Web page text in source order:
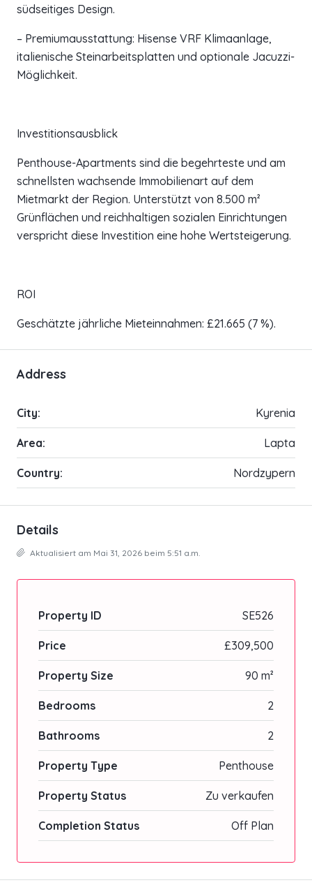
südseitiges Design.
– Premiumausstattung: Hisense VRF Klimaanlage,
italienische Steinarbeitsplatten und optionale Jacuzzi-
Möglichkeit.
Investitionsausblick
Penthouse-Apartments sind die begehrteste und am
schnellsten wachsende Immobilienart auf dem
Mietmarkt der Region. Unterstützt von 8.500 m²
Grünflächen und reichhaltigen sozialen Einrichtungen
verspricht diese Investition eine hohe Wertsteigerung.
ROI
Geschätzte jährliche Mieteinnahmen: £21.665 (7 %).
Address
City: Kyrenia
Area: Lapta
Country: Nordzypern
Details
Aktualisiert am Mai 31, 2026 beim 5:51 a.m.
Property ID SE526
Price £309,500
Property Size 90 m²
Bedrooms 2
Bathrooms 2
Property Type Penthouse
Property Status Zu verkaufen
Completion Status Off Plan